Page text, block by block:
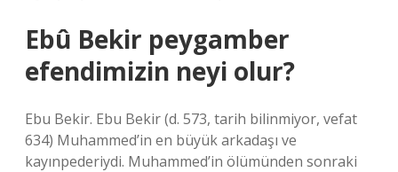
Ebû Bekir peygamber
efendimizin neyi olur?
Ebu Bekir. Ebu Bekir (d. 573, tarih bilinmiyor, vefat
634) Muhammed’in en büyük arkadaşı ve
kayınpederiydi. Muhammed’in ölümünden sonraki